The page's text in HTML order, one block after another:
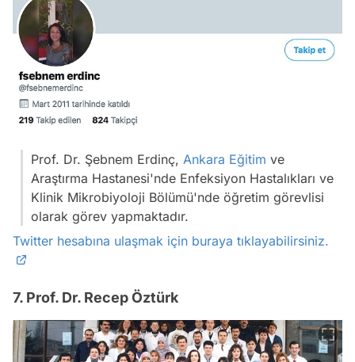
Prof. Dr. Şebnem Erdinç, Ankara Eğitim ve
Araştırma Hastanesi'nde Enfeksiyon Hastalıkları ve
Klinik Mikrobiyoloji Bölümü'nde öğretim görevlisi
olarak görev yapmaktadır.
Twitter hesabına ulaşmak için buraya tıklayabilirsiniz.
7. Prof. Dr. Recep Öztürk